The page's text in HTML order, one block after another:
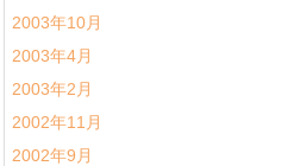
2003年10月
2003年4月
2003年2月
2002年11月
2002年9月